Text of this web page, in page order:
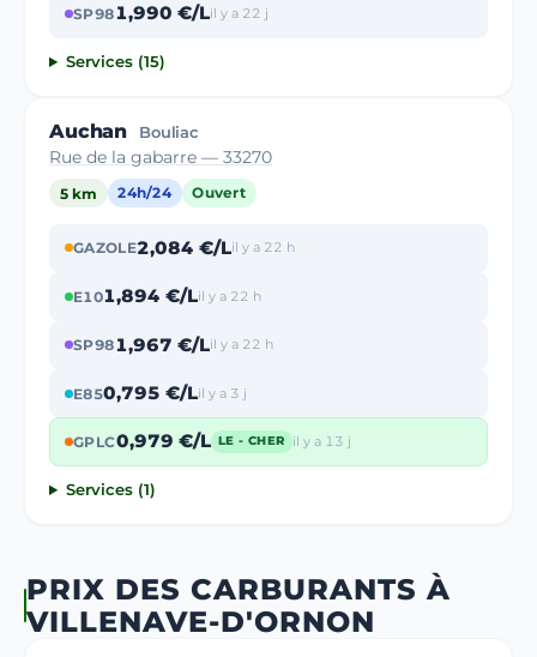
SP981,990 €/Lil y a 22 j
Services (15)
Auchan Bouliac
Rue de la gabarre — 33270
5 km 24h/24 Ouvert
GAZOLE2,084 €/Lil y a 22 h
E101,894 €/Lil y a 22 h
SP981,967 €/Lil y a 22 h
E850,795 €/Lil y a 3 j
GPLC0,979 €/L LE - CHER il y a 13 j
Services (1)
PRIX DES CARBURANTS À
VILLENAVE-D'ORNON